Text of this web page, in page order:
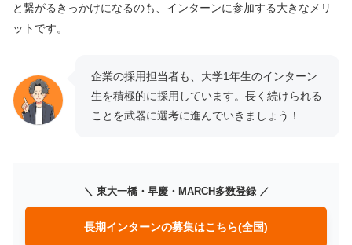
と繋がるきっかけになるのも、インターンに参加する大きなメリ
ットです。
企業の採用担当者も、大学1年生のインターン
生を積極的に採用しています。長く続けられる
ことを武器に選考に進んでいきましょう！
＼ 東大一橋・早慶・MARCH多数登録 ／
長期インターンの募集はこちら(全国)